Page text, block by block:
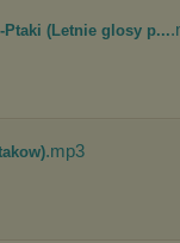
(Letnie glosy p...
.mp3